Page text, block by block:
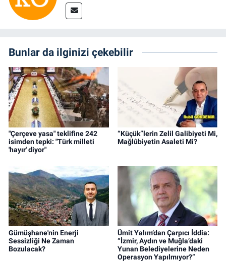
Bunlar da ilginizi çekebilir
"Çerçeve yasa" teklifine 242
isimden tepki: "Türk milleti
'hayır' diyor"
“Küçük”lerin Zelil Galibiyeti Mi,
Mağlûbiyetin Asaleti Mi?
Gümüşhane'nin Enerji
Sessizliği Ne Zaman
Bozulacak?
Ümit Yalım’dan Çarpıcı İddia:
“İzmir, Aydın ve Muğla’daki
Yunan Belediyelerine Neden
Operasyon Yapılmıyor?”